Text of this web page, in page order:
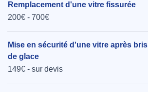
Remplacement d'une vitre fissurée
200€ - 700€
Mise en sécurité d'une vitre après bris
de glace
149€ - sur devis